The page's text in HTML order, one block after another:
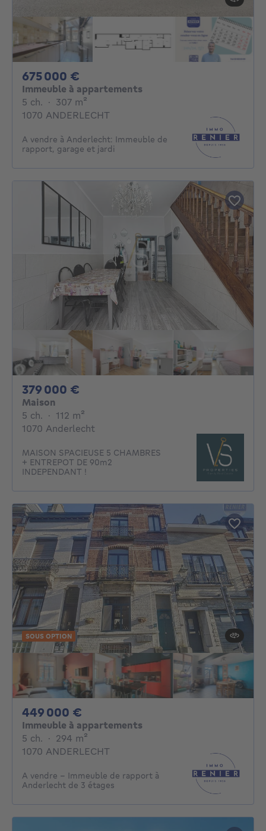
675 000 €
Immeuble à appartements
5 ch. 5 chambres
· 307 m²
1070 ANDERLECHT
A vendre à Anderlecht: Immeuble de
rapport, garage et jardi
379 000 €
Maison
5 ch. 5 chambres
· 112 m²
1070 Anderlecht
MAISON SPACIEUSE 5 CHAMBRES
+ ENTREPOT DE 90m2
INDEPENDANT !
SOUS OPTION
449 000 €
Immeuble à appartements
5 ch. 5 chambres
· 294 m²
1070 ANDERLECHT
A vendre - Immeuble de rapport à
Anderlecht de 3 étages